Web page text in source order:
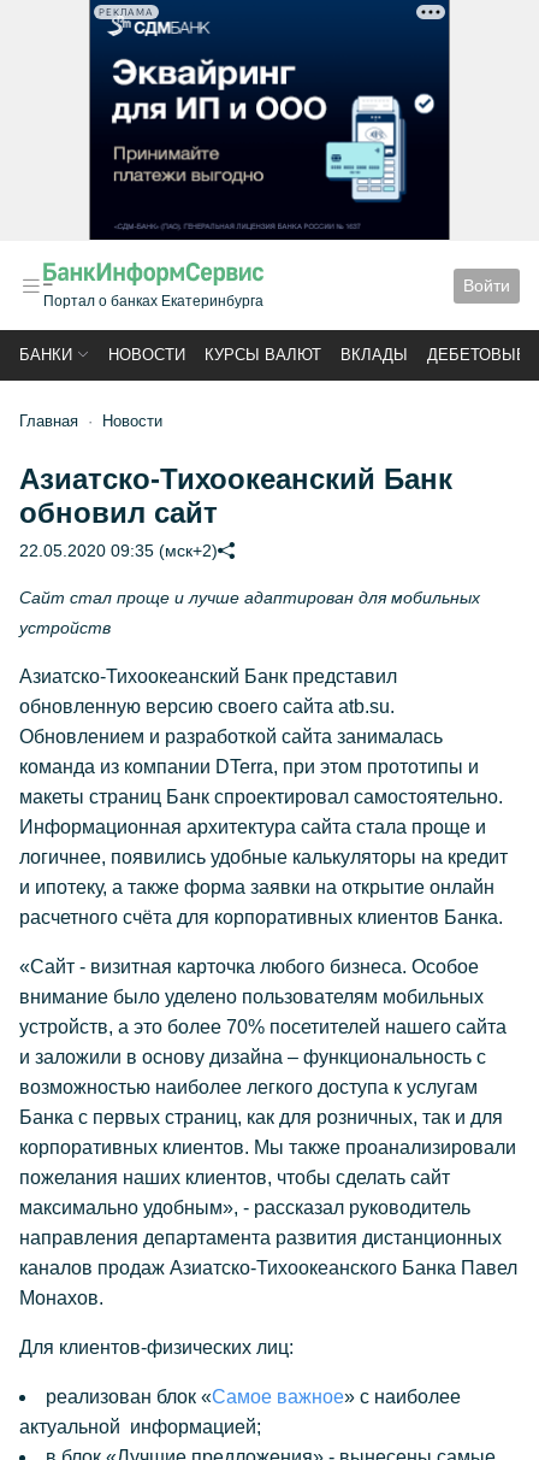
РЕКЛАМА
Портал о банках Екатеринбурга
Войти
БАНКИ НОВОСТИ КУРСЫ ВАЛЮТ ВКЛАДЫ ДЕБЕТОВЫЕ
Главная Новости
Азиатско-Тихоокеанский Банк
обновил сайт
22.05.2020 09:35 (мск+2)
Сайт стал проще и лучше адаптирован для мобильных
устройств
Азиатско-Тихоокеанский Банк представил
обновленную версию своего сайта atb.su.
Обновлением и разработкой сайта занималась
команда из компании DTerra, при этом прототипы и
макеты страниц Банк спроектировал самостоятельно.
Информационная архитектура сайта стала проще и
логичнее, появились удобные калькуляторы на кредит
и ипотеку, а также форма заявки на открытие онлайн
расчетного счёта для корпоративных клиентов Банка.
«Сайт - визитная карточка любого бизнеса. Особое
внимание было уделено пользователям мобильных
устройств, а это более 70% посетителей нашего сайта
и заложили в основу дизайна – функциональность с
возможностью наиболее легкого доступа к услугам
Банка с первых страниц, как для розничных, так и для
корпоративных клиентов. Мы также проанализировали
пожелания наших клиентов, чтобы сделать сайт
максимально удобным», - рассказал руководитель
направления департамента развития дистанционных
каналов продаж Азиатско-Тихоокеанского Банка Павел
Монахов.
Для клиентов-физических лиц:
реализован блок «Самое важное» с наиболее
актуальной информацией;